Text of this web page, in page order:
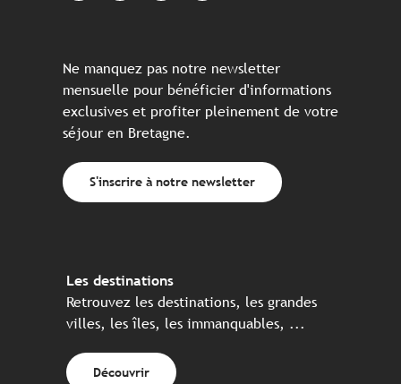
Ne manquez pas notre newsletter
mensuelle pour bénéficier d'informations
exclusives et profiter pleinement de votre
séjour en Bretagne.
S'inscrire à notre newsletter
Les destinations
Retrouvez les destinations, les grandes
villes, les îles, les immanquables, ...
Découvrir